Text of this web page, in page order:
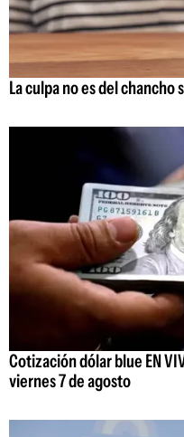
La culpa no es del
Cotización dólar blue EN
viernes 7 de agosto